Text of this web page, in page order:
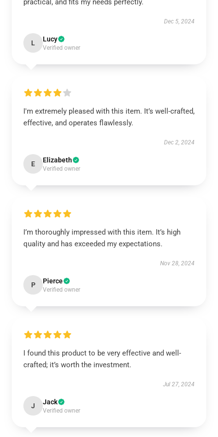
practical, and fits my needs perfectly.
Dec 5, 2024
L Lucy
Verified owner
I'm extremely pleased with this item. It’s well-crafted,
effective, and operates flawlessly.
Dec 2, 2024
E Elizabeth
Verified owner
I’m thoroughly impressed with this item. It’s high
quality and has exceeded my expectations.
Nov 28, 2024
P Pierce
Verified owner
I found this product to be very effective and well-
crafted; it’s worth the investment.
Jul 27, 2024
J Jack
Verified owner